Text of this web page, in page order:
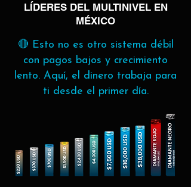
LÍDERES DEL MULTINIVEL EN
MÉXICO
🔴 Esto no es otro sistema débil
con pagos bajos y crecimiento
lento. Aquí, el dinero trabaja para
ti desde el primer día.